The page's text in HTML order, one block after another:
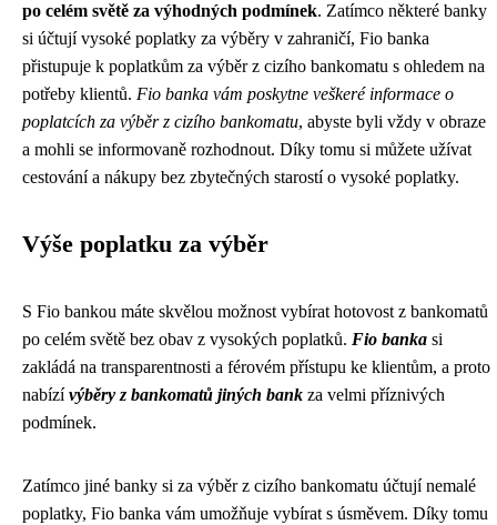
po celém světě za výhodných podmínek. Zatímco některé banky
si účtují vysoké poplatky za výběry v zahraničí, Fio banka
přistupuje k poplatkům za výběr z cizího bankomatu s ohledem na
potřeby klientů. Fio banka vám poskytne veškeré informace o
poplatcích za výběr z cizího bankomatu, abyste byli vždy v obraze
a mohli se informovaně rozhodnout. Díky tomu si můžete užívat
cestování a nákupy bez zbytečných starostí o vysoké poplatky.
Výše poplatku za výběr
S Fio bankou máte skvělou možnost vybírat hotovost z bankomatů
po celém světě bez obav z vysokých poplatků. Fio banka si
zakládá na transparentnosti a férovém přístupu ke klientům, a proto
nabízívýběry z bankomatů jiných bank za velmi příznivých
podmínek.
Zatímco jiné banky si za výběr z cizího bankomatu účtují nemalé
poplatky, Fio banka vám umožňuje vybírat s úsměvem. Díky tomu